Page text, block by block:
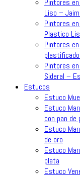
Pintores
Liso –
Pintores
Plastico
Pintores
Pintores
Sideral –
Estucos
Estuco
Estuco
con pan de
Estuco
de oro
Estuco
plata
Estuco